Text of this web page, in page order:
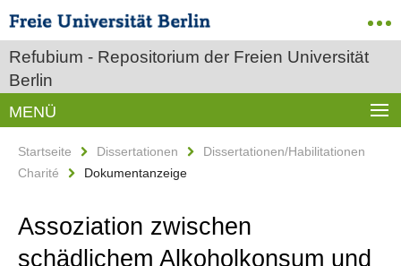
Refubium - Repositorium der Freien Universität
Berlin
MENÜ
Startseite Dissertationen
Dissertationen/Habilitationen
Charité
Dokumentanzeige
Assoziation zwischen
schädlichem Alkoholkonsum und